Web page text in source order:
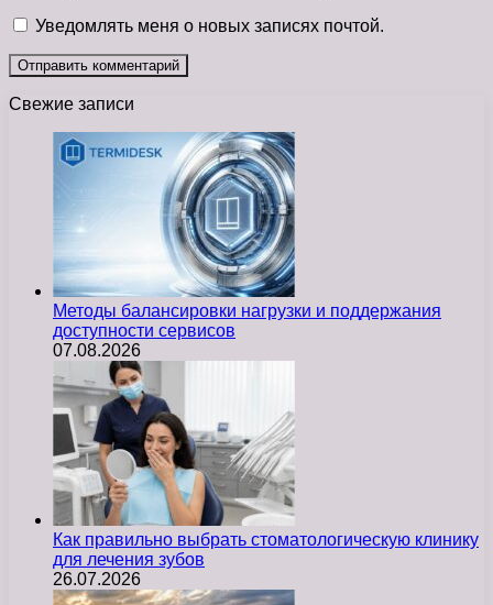
Уведомлять меня о новых записях почтой.
Свежие записи
Методы балансировки нагрузки и поддержания
доступности сервисов
07.08.2026
Как правильно выбрать стоматологическую клинику
для лечения зубов
26.07.2026